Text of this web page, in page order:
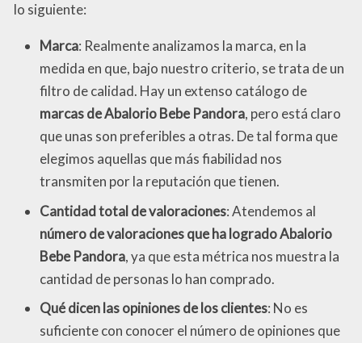
lo siguiente:
Marca: Realmente analizamos la marca, en la
medida en que, bajo nuestro criterio, se trata de un
filtro de calidad. Hay un extenso catálogo de
marcas de Abalorio Bebe Pandora, pero está claro
que unas son preferibles a otras. De tal forma que
elegimos aquellas que más fiabilidad nos
transmiten por la reputación que tienen.
Cantidad total de valoraciones: Atendemos al
número de valoraciones que ha logrado Abalorio
Bebe Pandora, ya que esta métrica nos muestra la
cantidad de personas lo han comprado.
Qué dicen las opiniones de los clientes: No es
suficiente con conocer el número de opiniones que